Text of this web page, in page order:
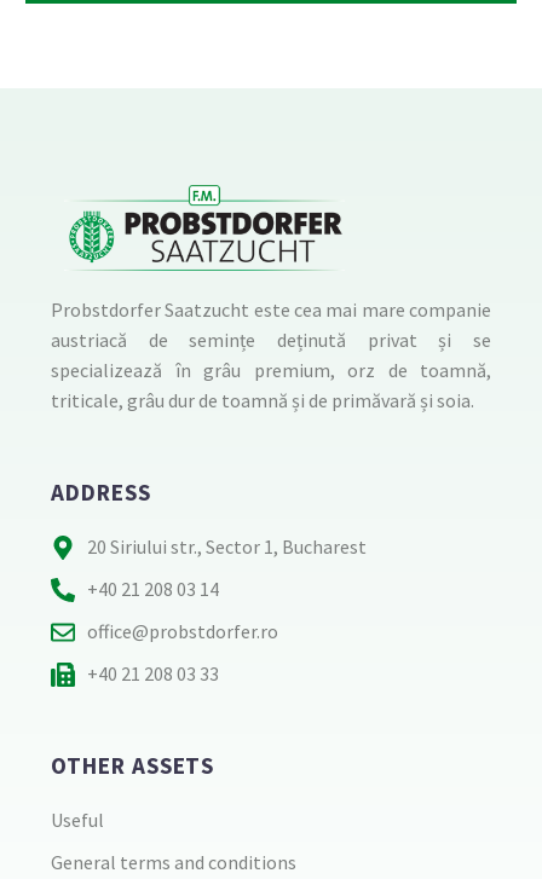
Probstdorfer Saatzucht este cea mai mare companie
austriacă de semințe deținută privat și se
specializează în grâu premium, orz de toamnă,
triticale, grâu dur de toamnă și de primăvară și soia.
ADDRESS
20 Siriului str., Sector 1, Bucharest
+40 21 208 03 14
office@probstdorfer.ro
+40 21 208 03 33
OTHER ASSETS
Useful
General terms and conditions